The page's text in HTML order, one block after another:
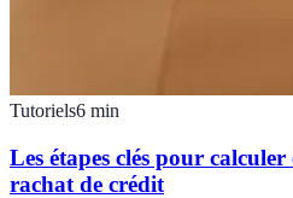
Tutoriels6 min
Les étapes clés pour
rachat de crédit